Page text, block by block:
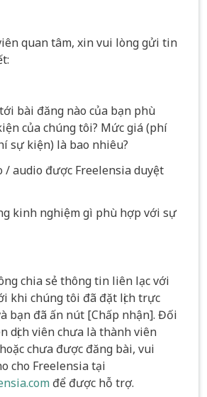
quan tâm, xin vui lòng gửi tin
bài đăng nào của bạn phù
của chúng tôi? Mức giá (phí
sự kiện) là bao nhiêu?
/ audio được Freelensia duyệt
kinh nghiệm gì phù hợp với sự
chia sẻ thông tin liên lạc với
khi chúng tôi đã đặt lịch trực
bạn đã ấn nút [Chấp nhận]. Đối
dịch viên chưa là thành viên
chưa được đăng bài, vui
cho Freelensia tại
để được hỗ trợ.